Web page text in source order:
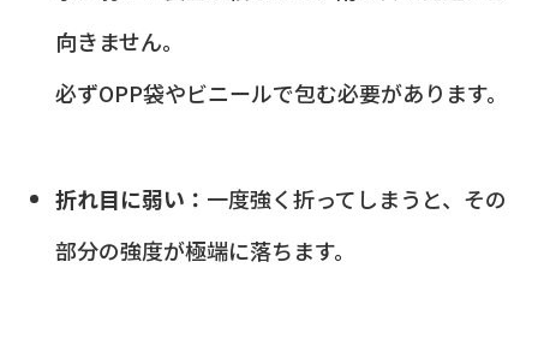
向きません。
必ずOPP袋やビニールで包む必要があります。
折れ目に弱い： 一度強く折ってしまうと、その
部分の強度が極端に落ちます。